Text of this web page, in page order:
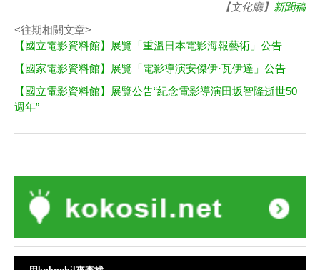
【文化廳】 新聞稿
<往期相關文章>
【國立電影資料館】展覽「重溫日本電影海報藝術」公告
【國家電影資料館】展覽「電影導演安傑伊·瓦伊達」公告
【國立電影資料館】展覽公告“紀念電影導演田坂智隆逝世50
週年”